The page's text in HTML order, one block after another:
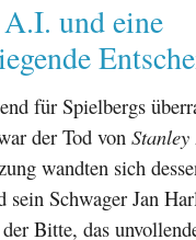
und eine
für Spielbergs
der Tod von
wandten sich
sein Schwager Jan
Bitte, das